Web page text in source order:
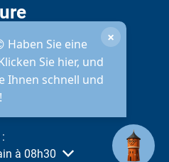
Haben Sie eine
Sie hier, und
Ihnen schnell und
×
heures d'ouverture ou de
à 08h00
heures d'ouverture ou de
à 08h30